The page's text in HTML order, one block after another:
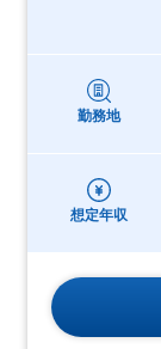
勤務地
想定年収